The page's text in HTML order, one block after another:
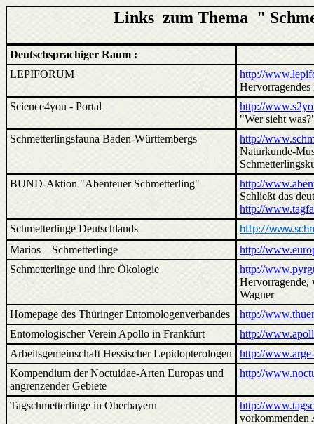
Links zum Thema "
Deutschsprachiger Raum :
LEPIFORUM
http://
Science4you - Portal
http://
"Wer sieht
Schmetterlingsfauna Baden-Württembergs
http://
Naturkunde-
BUND-Aktion "Abenteuer Schmetterling"
http://
Schließt das
http://
Schmetterlinge Deutschlands
http://
Marios Schmetterlinge
http://
Schmetterlinge und ihre Ökologie
http://
Hervorragende,
Wagner
Homepage des Thüringer Entomologenverbandes
http://
Entomologischer Verein Apollo in Frankfurt
http://
Arbeitsgemeinschaft Hessischer Lepidopterologen
http://
Kompendium der Noctuidae-Arten Europas und
angrenzender Gebiete
http://
Tagschmetterlinge in Oberbayern
http://
vorkommenden